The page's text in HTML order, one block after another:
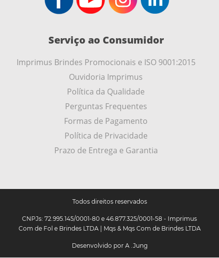
Serviço ao Consumidor
Imprimus Brindes Promocionais e ISO 9001:2015
Ouvidoria Imprimus
Política da Qualidade
Perguntas Frequentes
Formas de Pagamento
Política de Privacidade
Prazo de Entrega e Garantia
Todos direitos reservados
CNPJs: 72.995.145/0001-80 e 46.877.325/0001-58 - Imprimus
Com de Fol e Brindes LTDA | Mqs & Mqs Com de Brindes LTDA
Desenvolvido por A .Jung